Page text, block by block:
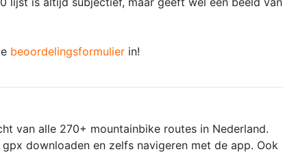
beoordelingsformulier in!
van alle 270+ mountainbike routes in Nederland.
downloaden en zelfs navigeren met de app. Ook